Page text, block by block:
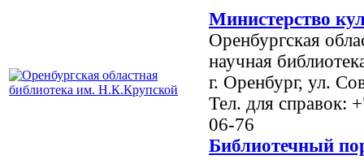
Министерство
Оренбургская
научная
г. Оренбург, ул.
Тел. для справок:
06-76
Библиотечный